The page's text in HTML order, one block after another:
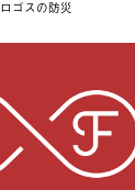
ロゴスの防災